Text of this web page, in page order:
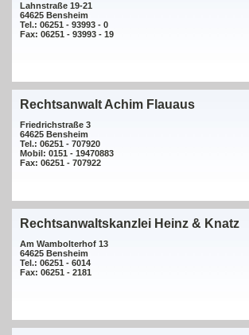
Lahnstraße 19-21
64625 Bensheim
Tel.: 06251 - 93993 - 0
Fax: 06251 - 93993 - 19
Rechtsanwalt Achim Flauaus
Friedrichstraße 3
64625 Bensheim
Tel.: 06251 - 707920
Mobil: 0151 - 19470883
Fax: 06251 - 707922
Rechtsanwaltskanzlei Heinz & Knatz
Am Wambolterhof 13
64625 Bensheim
Tel.: 06251 - 6014
Fax: 06251 - 2181